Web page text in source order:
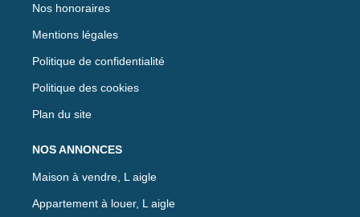
Nos honoraires
Mentions légales
Politique de confidentialité
Politique des cookies
Plan du site
NOS ANNONCES
Maison à vendre, L aigle
Appartement à louer, L aigle